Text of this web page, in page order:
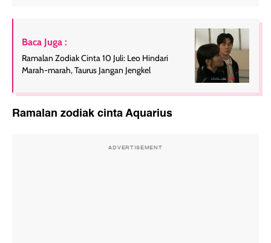
Baca Juga :
Ramalan Zodiak Cinta 10 Juli: Leo Hindari
Marah-marah, Taurus Jangan Jengkel
Ramalan zodiak cinta Aquarius
ADVERTISEMENT